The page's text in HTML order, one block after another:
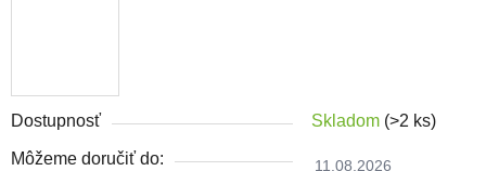
Dostupnosť Skladom (>2 ks)
Môžeme doručiť do: 11.08.2026